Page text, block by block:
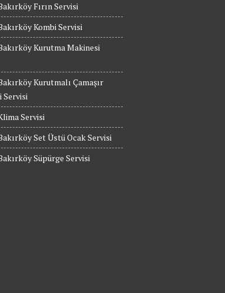
Fırın Servisi
Kombi Servisi
Kurutma Makinesi
Kurutmalı Çamaşır
Servisi
Servisi
Set Üstü Ocak Servisi
Süpürge Servisi